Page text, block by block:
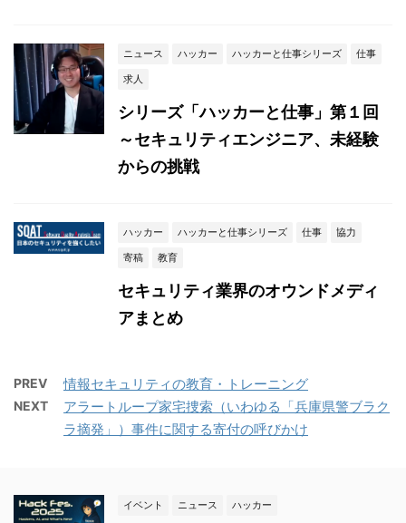
ニュース ハッカー ハッカーと仕事シリーズ
仕事
求人
シリーズ「ハッカーと仕事」第１回
～セキュリティエンジニア、未経験
からの挑戦
ハッカー ハッカーと仕事シリーズ 仕事
協力
寄稿
教育
セキュリティ業界のオウンドメディ
アまとめ
PREV 情報セキュリティの教育・トレーニング
NEXT
アラートループ家宅捜索（いわゆる「兵庫県警ブラク
ラ摘発」）事件に関する寄付の呼びかけ
イベント ニュース ハッカー